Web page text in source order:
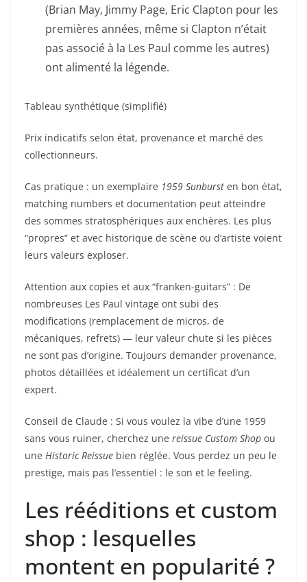
(Brian May, Jimmy Page, Eric Clapton pour les
premières années, même si Clapton n’était
pas associé à la Les Paul comme les autres)
ont alimenté la légende.
Tableau synthétique (simplifié)
Prix indicatifs selon état, provenance et marché des
collectionneurs.
Cas pratique : un exemplaire 1959 Sunburst en bon état,
matching numbers et documentation peut atteindre
des sommes stratosphériques aux enchères. Les plus
“propres” et avec historique de scène ou d’artiste voient
leurs valeurs exploser.
Attention aux copies et aux “franken-guitars” : De
nombreuses Les Paul vintage ont subi des
modifications (remplacement de micros, de
mécaniques, refrets) — leur valeur chute si les pièces
ne sont pas d’origine. Toujours demander provenance,
photos détaillées et idéalement un certificat d’un
expert.
Conseil de Claude : Si vous voulez la vibe d’une 1959
sans vous ruiner, cherchez une reissue Custom Shop ou
une Historic Reissue bien réglée. Vous perdez un peu le
prestige, mais pas l’essentiel : le son et le feeling.
Les rééditions et custom
shop : lesquelles
montent en popularité ?